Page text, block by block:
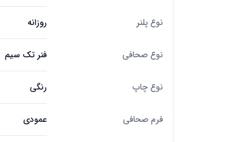
نوع پلنر روزانه
نوع صحافی فنر تک سیم
نوع چاپ رنگی
فرم صحافی عمودی